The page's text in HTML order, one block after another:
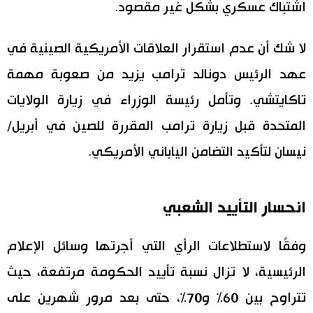
اشتباك عسكري بشكل غير مقصود.
لا شك أن عدم استقرار العلاقات الأمريكية الصينية في
عهد الرئيس دونالد ترامب يزيد من صعوبة مهمة
تاكايتشي. وتأمل رئيسة الوزراء في زيارة الولايات
المتحدة قبل زيارة ترامب المقررة للصين في أبريل/
نيسان لتأكيد التضامن الياباني الأمريكي.
انحسار التأييد الشعبي
وفقًا لاستطلاعات الرأي التي أجرتها وسائل الإعلام
الرئيسية، لا تزال نسبة تأييد الحكومة مرتفعة، حيث
تتراوح بين 60% و70%، حتى بعد مرور شهرين على